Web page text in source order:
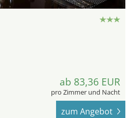
ab 83,36 EUR
pro Zimmer und Nacht
zum Angebot